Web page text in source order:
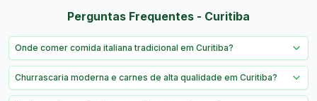
Perguntas Frequentes - Curitiba
Onde comer comida italiana tradicional em Curitiba?
Churrascaria moderna e carnes de alta qualidade em Curitiba?